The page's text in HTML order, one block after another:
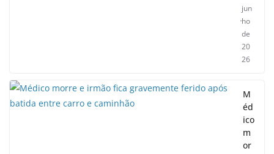
jun
ho
de
20
26
M
éd
ico
m
or